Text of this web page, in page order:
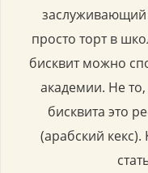
просто торт в
бисквит можно
академии. Не
бисквита это
(арабский